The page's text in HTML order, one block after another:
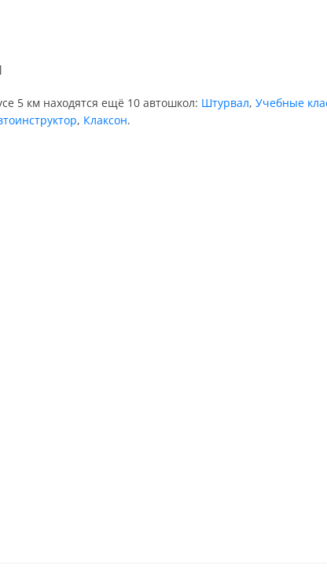
5 км находятся ещё 10 автошкол: Штурвал, Учебные
, Клаксон.